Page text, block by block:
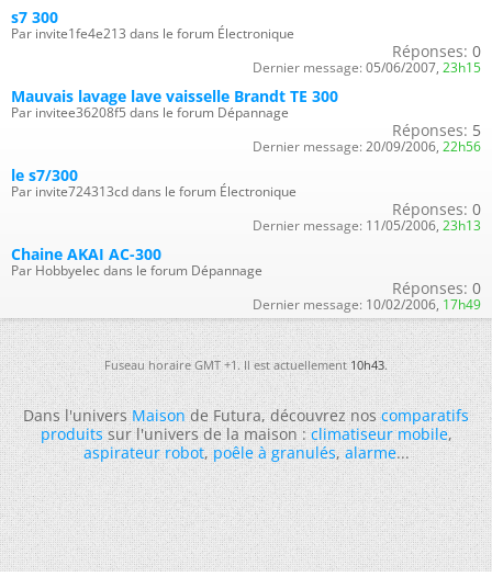
s7 300
Par invite1fe4e213 dans le forum Électronique
Réponses: 0
Dernier message: 05/06/2007, 23h15
Mauvais lavage lave vaisselle Brandt TE 300
Par invitee36208f5 dans le forum Dépannage
Réponses: 5
Dernier message: 20/09/2006, 22h56
le s7/300
Par invite724313cd dans le forum Électronique
Réponses: 0
Dernier message: 11/05/2006, 23h13
Chaine AKAI AC-300
Par Hobbyelec dans le forum Dépannage
Réponses: 0
Dernier message: 10/02/2006, 17h49
Fuseau horaire GMT +1. Il est actuellement10h43.
Dans l'universMaisonde Futura, découvrez noscomparatifs
produitssur l'univers de la maison :climatiseur mobile,
aspirateur robot,poêle à granulés,alarme...